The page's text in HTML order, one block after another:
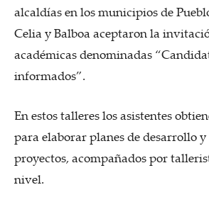
alcaldías en los municipios de
Celia y Balboa aceptaron la
académicas denominadas
informados”.
En estos talleres los asistentes
para elaborar planes de desarrollo
proyectos, acompañados por
nivel.